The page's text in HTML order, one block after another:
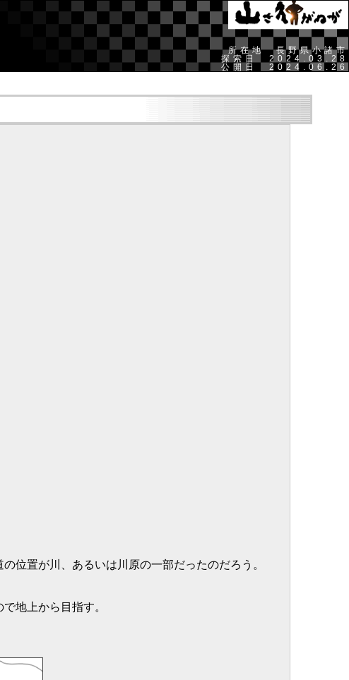
所在地 長野県小諸市
探索日 2024.03.28
公開日 2024.06.26
位置が川、あるいは川原の一部だったのだろう。
地上から目指す。